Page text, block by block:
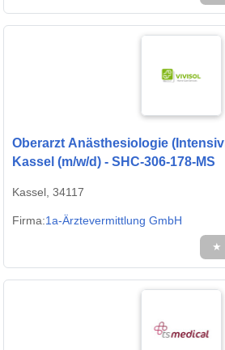
Oberarzt Anästhesiologie
Kassel (m/w/d) - SHC-306-178-MS
Kassel, 34117
Firma:1a-Ärztevermittlung GmbH
★